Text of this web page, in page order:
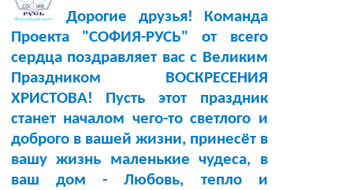
Дорогие друзья! Команда
Проекта "СОФИЯ-РУСЬ" от всего
сердца поздравляет вас с Великим
Праздником ВОСКРЕСЕНИЯ
ХРИСТОВА! Пусть этот праздник
станет началом чего-то светлого и
доброго в вашей жизни, принесёт в
вашу жизнь маленькие чудеса, в
ваш дом - Любовь, тепло и